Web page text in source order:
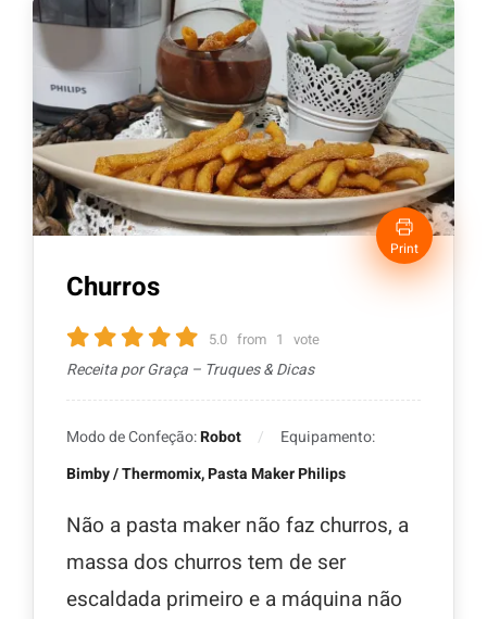
Print
Churros
5.0 from 1 vote
Receita por Graça – Truques & Dicas
Modo de Confeção:Robot
Equipamento:
Bimby / Thermomix, Pasta Maker Philips
Não a pasta maker não faz churros, a
massa dos churros tem de ser
escaldada primeiro e a máquina não